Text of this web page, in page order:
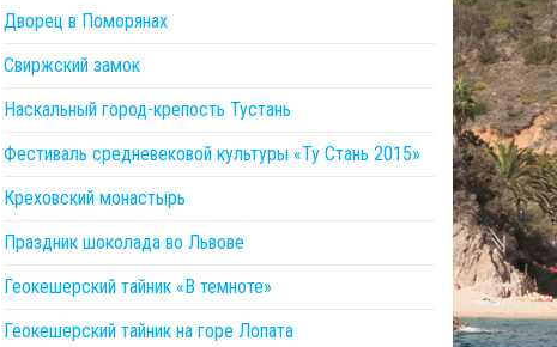
Дворец в Поморянах
Свиржский замок
Наскальный город-крепость Тустань
Фестиваль средневековой культуры «Ту Стань 2015»
Креховский монастырь
Праздник шоколада во Львове
Геокешерский тайник «В темноте»
Геокешерский тайник на горе Лопата